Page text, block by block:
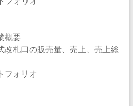
概要
改札口の販売量、売上、売上総
フォリオ